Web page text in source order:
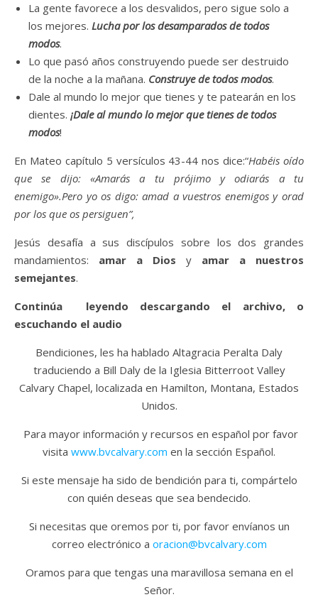
La gente favorece a los desvalidos, pero sigue solo a
los mejores. Lucha por los desamparados de todos
modos.
Lo que pasó años construyendo puede ser destruido
de la noche a la mañana. Construye de todos modos.
Dale al mundo lo mejor que tienes y te patearán en los
dientes. ¡Dale al mundo lo mejor que tienes de todos
modos!
En Mateo capítulo 5 versículos 43-44 nos dice:“Habéis oído
que se dijo: «Amarás a tu prójimo y odiarás a tu
enemigo».Pero yo os digo: amad a vuestros enemigos y orad
por los que os persiguen”,
Jesús desafía a sus discípulos sobre los dos grandes
mandamientos: amar a Dios y amar a nuestros
semejantes.
Continúa leyendo descargando el archivo, o
escuchando el audio
Bendiciones, les ha hablado Altagracia Peralta Daly
traduciendo a Bill Daly de la Iglesia Bitterroot Valley
Calvary Chapel, localizada en Hamilton, Montana, Estados
Unidos.
Para mayor información y recursos en español por favor
visita www.bvcalvary.com en la sección Español.
Si este mensaje ha sido de bendición para ti, compártelo
con quién deseas que sea bendecido.
Si necesitas que oremos por ti, por favor envíanos un
correo electrónico a oracion@bvcalvary.com
Oramos para que tengas una maravillosa semana en el
Señor.